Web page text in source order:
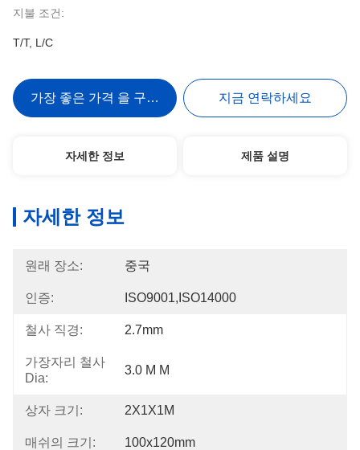
지불 조건:
T/T, L/C
가장 좋은 가격 을 구하라 지금 연락하세요
자세한 정보 제품 설명
자세한 정보
원래 장소: 중국
인증: ISO9001,ISO14000
철사 직경: 2.7mm
가장자리 철사
Dia:
3.0 M M
상자 크기: 2X1X1M
매쉬의 크기: 100x120mm